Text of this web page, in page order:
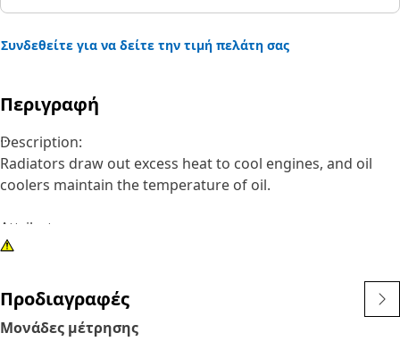
Συνδεθείτε για να δείτε την τιμή πελάτη σας
Περιγραφή
Description:
Radiators draw out excess heat to cool engines, and oil
coolers maintain the temperature of oil.
Attributes:
Cat parts are manufactured to precise specifications and
environmental impact, and reuse.
Application:
Προδιαγραφές
Μονάδες μέτρησης